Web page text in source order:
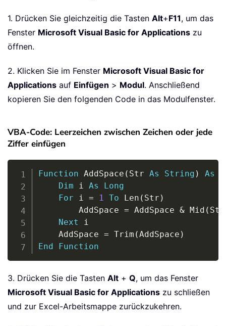
1. Drücken Sie gleichzeitig die Tasten Alt+F11, um das
Fenster Microsoft Visual Basic for Applications zu
öffnen.
2. Klicken Sie im Fenster Microsoft Visual Basic for
Applications auf Einfügen > Modul. Anschließend
kopieren Sie den folgenden Code in das Modulfenster.
VBA-Code: Leerzeichen zwischen Zeichen oder jede
Ziffer einfügen
Function AddSpace ( Str As String ) As
Dim i As
Long
For i = 1 To Len ( Str )
        AddSpace
= AddSpace & Mid ( Str
Next i
    AddSpace
= Trim (AddSpace )
End
Function
Copy
3. Drücken Sie die Tasten Alt + Q, um das Fenster
Microsoft Visual Basic for Applications zu schließen
und zur Excel-Arbeitsmappe zurückzukehren.